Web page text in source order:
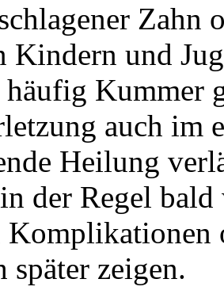
Zahn
Kindern und
Kummer
auch im
Heilung
der Regel bald
später zeigen.